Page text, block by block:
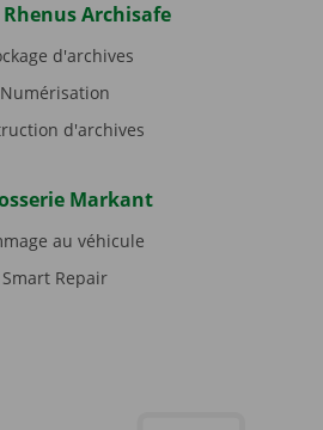
Archisafe
d'archives
Numérisation
d'archives
Markant
au véhicule
Smart Repair